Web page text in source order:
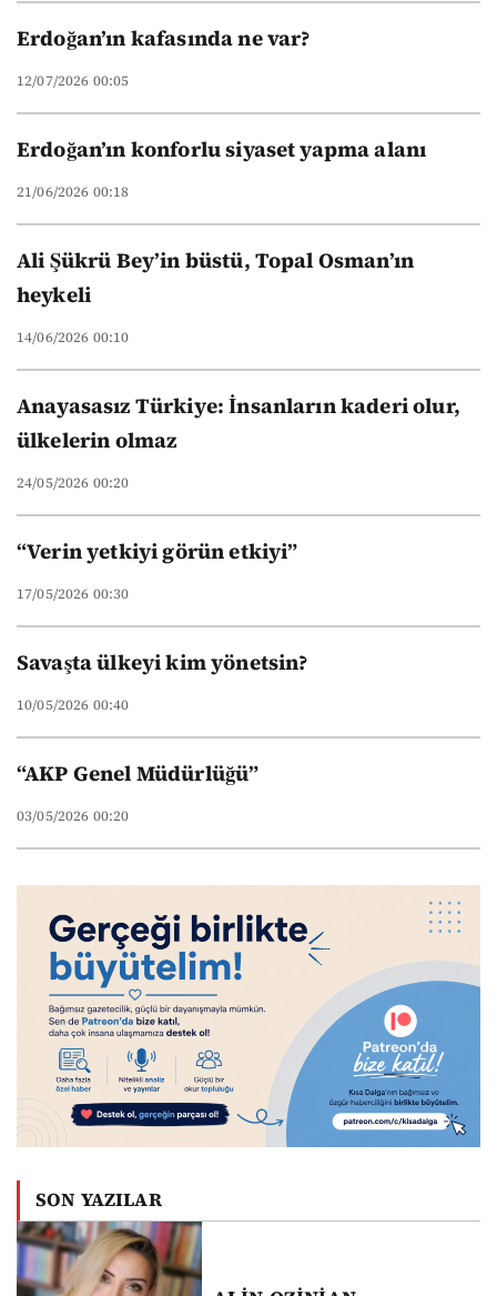
Erdoğan’ın kafasında ne var?
12/07/2026 00:05
Erdoğan’ın konforlu siyaset yapma alanı
21/06/2026 00:18
Ali Şükrü Bey’in büstü, Topal Osman’ın
heykeli
14/06/2026 00:10
Anayasasız Türkiye: İnsanların kaderi olur,
ülkelerin olmaz
24/05/2026 00:20
“Verin yetkiyi görün etkiyi”
17/05/2026 00:30
Savaşta ülkeyi kim yönetsin?
10/05/2026 00:40
“AKP Genel Müdürlüğü”
03/05/2026 00:20
SON YAZILAR